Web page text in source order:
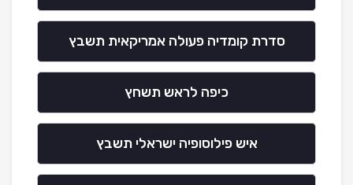
סדרת קומדיה פעולה אמריקאית תשבץ
כיפה לראש תשחץ
איש פילוסופיה ישראלי תשבץ